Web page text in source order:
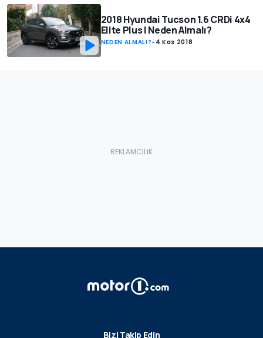
2018 Hyundai Tucson 1.6 CRDi 4x4
Elite Plus | Neden Almalı?
NEDEN ALMALI?- 4 Kas 2018
Bizi Takip Edin